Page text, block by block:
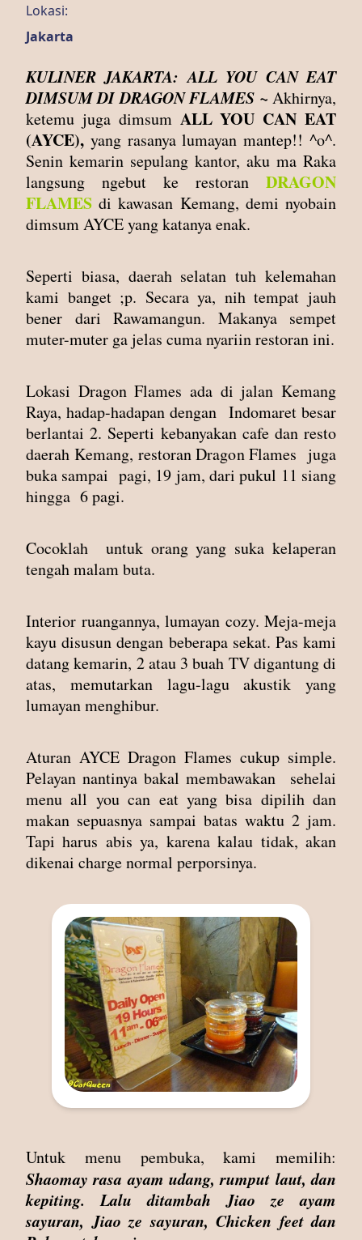
Lokasi:
Jakarta
KULINER JAKARTA: ALL YOU CAN EAT
DIMSUM DI DRAGON FLAMES ~ Akhirnya,
ketemu juga dimsumALL YOU CAN EAT
(AYCE), yang rasanya lumayan mantep!! ^o^.
Senin kemarin sepulang kantor, aku ma Raka
langsung ngebut ke restoran DRAGON
FLAMES di kawasan Kemang, demi nyobain
dimsum AYCE yang katanya enak.
Seperti biasa, daerah selatan tuh kelemahan
kami banget ;p. Secara ya, nih tempat jauh
bener dari Rawamangun. Makanya sempet
muter-muter ga jelas cuma nyariin restoran ini.
Lokasi Dragon Flames ada di jalan Kemang
Raya, hadap-hadapan dengan Indomaret besar
berlantai 2. Seperti kebanyakan cafe dan resto
daerah Kemang, restoran Dragon Flames juga
buka sampai pagi, 19 jam, dari pukul 11 siang
hingga 6 pagi.
Cocoklah untuk orang yang suka kelaperan
tengah malam buta.
Interior ruangannya, lumayan cozy. Meja-meja
kayu disusun dengan beberapa sekat. Pas kami
datang kemarin, 2 atau 3 buah TV digantung di
atas, memutarkan lagu-lagu akustik yang
lumayan menghibur.
Aturan AYCE Dragon Flames cukup simple.
Pelayan nantinya bakal membawakan sehelai
menu all you can eat yang bisa dipilih dan
makan sepuasnya sampai batas waktu 2 jam.
Tapi harus abis ya, karena kalau tidak, akan
dikenai charge normal perporsinya.
Untuk menu pembuka, kami memilih:
Shaomay rasa ayam udang, rumput laut, dan
kepiting. Lalu ditambah Jiao ze ayam
sayuran, Jiao ze sayuran, Chicken feet dan